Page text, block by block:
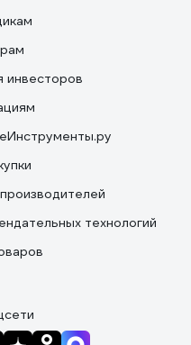
инвесторов
технологий